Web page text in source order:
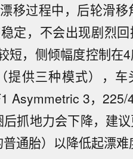
移过程中，后轮滑移
定，不会出现剧烈
短，侧倾幅度控制在
提供三种模式），车
Asymmetric 3，225/
抓地力会下降，建
通胎）以降低起漂难